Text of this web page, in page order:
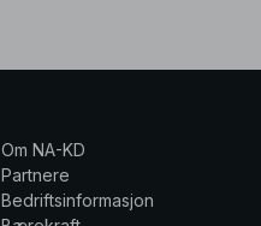
Om NA-KD
Partnere
Bedriftsinformasjon